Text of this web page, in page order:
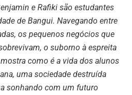
e Rafiki são estudantes
de Bangui. Navegando entre
os pequenos negócios que
o suborno à espreita
como é a vida dos alunos
uma sociedade destruída
sonhando com um futuro